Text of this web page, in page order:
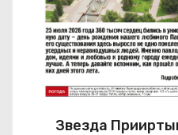
Звезда